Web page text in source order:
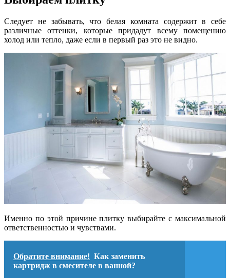
Следует не забывать, что белая комната содержит в себе
различные оттенки, которые придадут всему помещению
холод или тепло, даже если в первый раз это не видно.
Именно по этой причине плитку выбирайте с максимальной
ответственностью и чувствами.
Обратите внимание! Как заменить
картридж в смесителе в ванной?